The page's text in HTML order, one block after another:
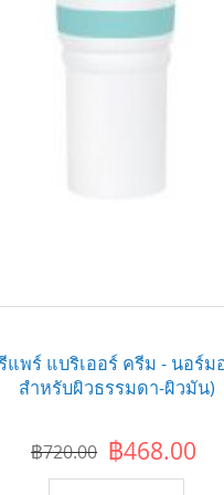
พร์ แบริเออร์ ครีม - นอร์
สำหรับผิวธรรมดา-ผิวมัน)
฿468.00
฿720.00